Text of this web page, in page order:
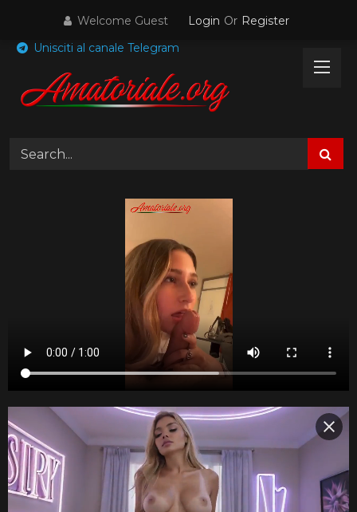
content
Welcome Guest Login Or Register
Unisciti al canale Telegram